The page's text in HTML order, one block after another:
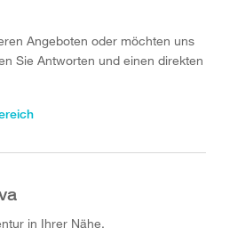
Angeboten oder möchten uns
Sie Antworten und einen direkten
in Ihrer Nähe.